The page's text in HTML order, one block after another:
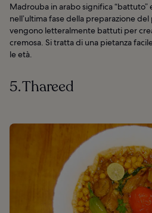
Madrouba in arabo significa
nell’ultima fase della preparazione
vengono letteralmente battuti per
cremosa. Si tratta di una pietanza
le età.
5. Thareed